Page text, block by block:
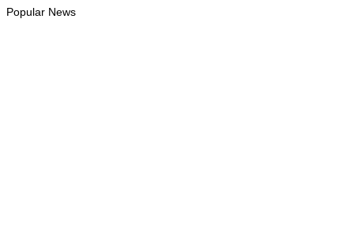
Popular News